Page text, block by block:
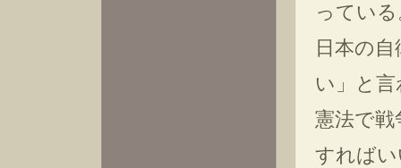
ってい
日本の
い」と
憲法で
すれば